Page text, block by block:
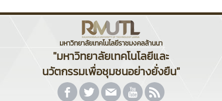
มหาวิทยาลัยเทคโนโลยีราชมงคลล้านนา
"มหาวิทยาลัยเทคโนโลยีและ
นวัตกรรมเพื่อชุมชนอย่างยั่งยืน"